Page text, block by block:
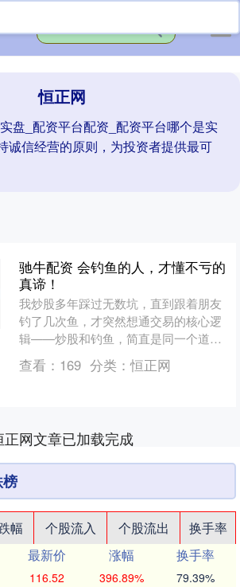
恒正网
盘_配资平台配资_配资平台哪个是实
诚信经营的原则，为投资者提供最可
驰牛配资 会钓鱼的人，才懂不亏的
真谛！
我炒股多年踩过无数坑，直到跟着朋友
钓了几次鱼，才突然想通交易的核心逻
辑——炒股和钓鱼，简直是同一个道
理！ 钓鱼得先找熟悉的水域，摸透水里
鱼群的大小、觅食习惯，再....
查看： 169 分类：恒正网
正网文章已加载完成
幅 个股流入 个股流出
换手率
最新价 涨幅
换手率
116.52 396.89% 79.39%